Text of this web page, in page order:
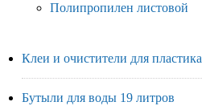
Полипропилен листовой
Клеи и очистители для пластика
Бутыли для воды 19 литров